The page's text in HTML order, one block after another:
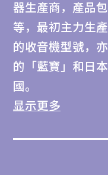
器生產商，產品
等，最初主力生
的收音機型號，
的「藍寶」和日
國。
显示更多